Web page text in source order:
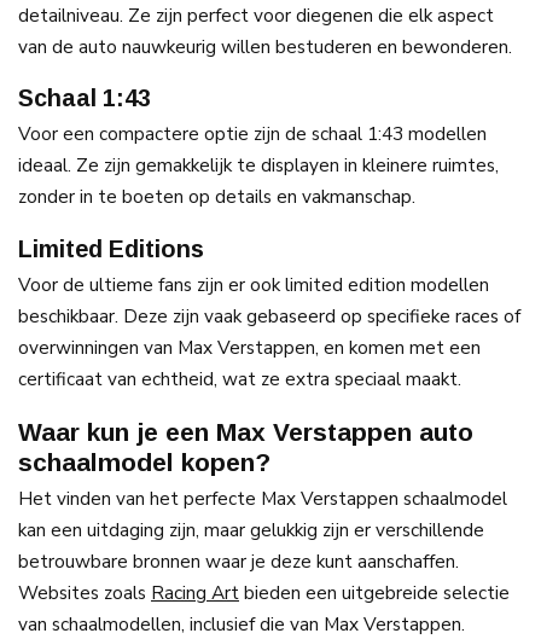
detailniveau. Ze zijn perfect voor diegenen die elk aspect
van de auto nauwkeurig willen bestuderen en bewonderen.
Schaal 1:43
Voor een compactere optie zijn de schaal 1:43 modellen
ideaal. Ze zijn gemakkelijk te displayen in kleinere ruimtes,
zonder in te boeten op details en vakmanschap.
Limited Editions
Voor de ultieme fans zijn er ook limited edition modellen
beschikbaar. Deze zijn vaak gebaseerd op specifieke races of
overwinningen van Max Verstappen, en komen met een
certificaat van echtheid, wat ze extra speciaal maakt.
Waar kun je een Max Verstappen auto
schaalmodel kopen?
Het vinden van het perfecte Max Verstappen schaalmodel
kan een uitdaging zijn, maar gelukkig zijn er verschillende
betrouwbare bronnen waar je deze kunt aanschaffen.
Websites zoals Racing Artbieden een uitgebreide selectie
van schaalmodellen, inclusief die van Max Verstappen.